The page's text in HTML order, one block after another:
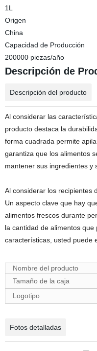
1L
Origen
China
Capacidad de Producción
200000 piezas/año
Descripción de
Descripción del producto
Al considerar las
producto destaca la
forma cuadrada permite
garantiza que los alimentos
mantener sus ingredientes y
Al considerar los recipientes
Un aspecto clave que hay
alimentos frescos durante
la cantidad de alimentos
características, usted puede
Nombre del producto
Tamaño de la caja
Logotipo
Fotos detalladas